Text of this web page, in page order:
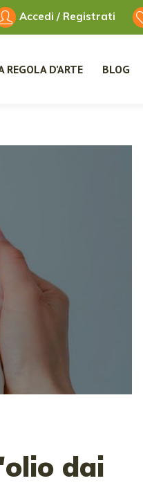
Accedi / Registrati
REGOLA D’ARTE BLOG
dai